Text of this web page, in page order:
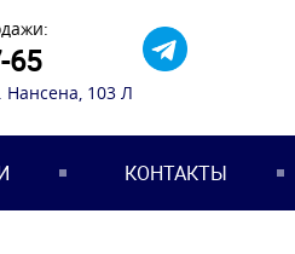
65
Нансена, 103 Л
КОНТАКТЫ